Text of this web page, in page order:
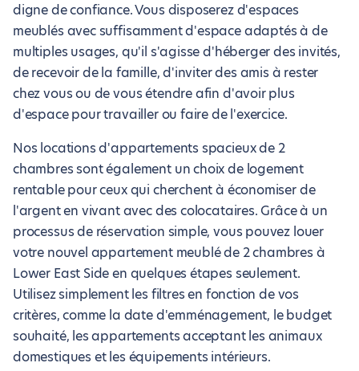
digne de confiance. Vous disposerez d'espaces
meublés avec suffisamment d'espace adaptés à de
multiples usages, qu'il s'agisse d'héberger des invités,
de recevoir de la famille, d'inviter des amis à rester
chez vous ou de vous étendre afin d'avoir plus
d'espace pour travailler ou faire de l'exercice.
Nos locations d'appartements spacieux de 2
chambres sont également un choix de logement
rentable pour ceux qui cherchent à économiser de
l'argent en vivant avec des colocataires. Grâce à un
processus de réservation simple, vous pouvez louer
votre nouvel appartement meublé de 2 chambres à
Lower East Side en quelques étapes seulement.
Utilisez simplement les filtres en fonction de vos
critères, comme la date d'emménagement, le budget
souhaité, les appartements acceptant les animaux
domestiques et les équipements intérieurs.